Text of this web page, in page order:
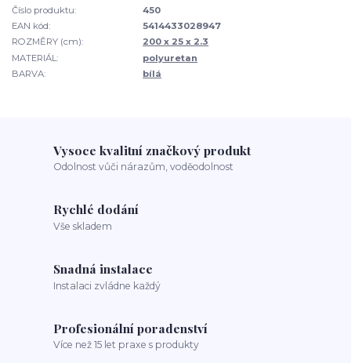
Číslo produktu:
450
EAN kód:
5414433028947
ROZMĚRY (cm):
200 x 25 x 2.3
MATERIÁL:
polyuretan
BARVA:
bílá
Vysoce kvalitní značkový produkt
Odolnost vůči nárazům, voděodolnost
Rychlé dodání
Vše skladem
Snadná instalace
Instalaci zvládne každý
Profesionální poradenství
Více než 15 let praxe s produkty